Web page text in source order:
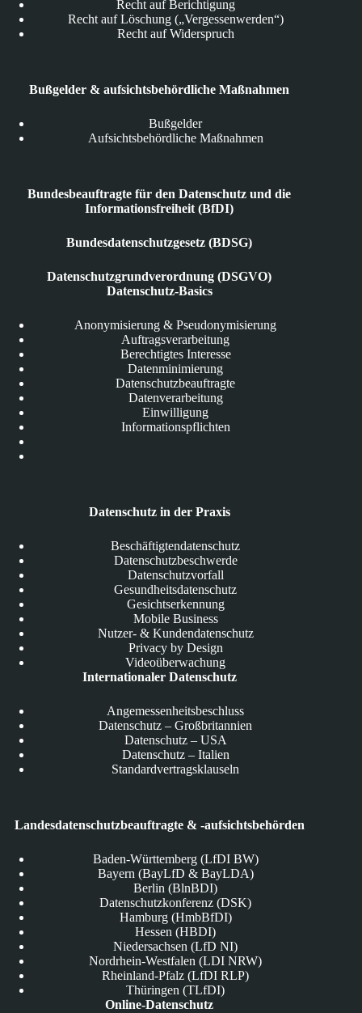
Recht auf Berichtigung
Recht auf Löschung („Vergessenwerden“)
Recht auf Widerspruch
Bußgelder & aufsichtsbehördliche Maßnahmen
Bußgelder
Aufsichtsbehördliche Maßnahmen
Bundesbeauftragte für den Datenschutz und die
Informationsfreiheit (BfDI)
Bundesdatenschutzgesetz (BDSG)
Datenschutzgrundverordnung (DSGVO)
Datenschutz-Basics
Anonymisierung & Pseudonymisierung
Auftragsverarbeitung
Berechtigtes Interesse
Datenminimierung
Datenschutzbeauftragte
Datenverarbeitung
Einwilligung
Informationspflichten
Datenschutz in der Praxis
Beschäftigtendatenschutz
Datenschutzbeschwerde
Datenschutzvorfall
Gesundheitsdatenschutz
Gesichtserkennung
Mobile Business
Nutzer- & Kundendatenschutz
Privacy by Design
Videoüberwachung
Internationaler Datenschutz
Angemessenheitsbeschluss
Datenschutz – Großbritannien
Datenschutz – USA
Datenschutz – Italien
Standardvertragsklauseln
Landesdatenschutzbeauftragte & -aufsichtsbehörden
Baden-Württemberg (LfDI BW)
Bayern (BayLfD & BayLDA)
Berlin (BlnBDI)
Datenschutzkonferenz (DSK)
Hamburg (HmbBfDI)
Hessen (HBDI)
Niedersachsen (LfD NI)
Nordrhein-Westfalen (LDI NRW)
Rheinland-Pfalz (LfDI RLP)
Thüringen (TLfDI)
Online-Datenschutz